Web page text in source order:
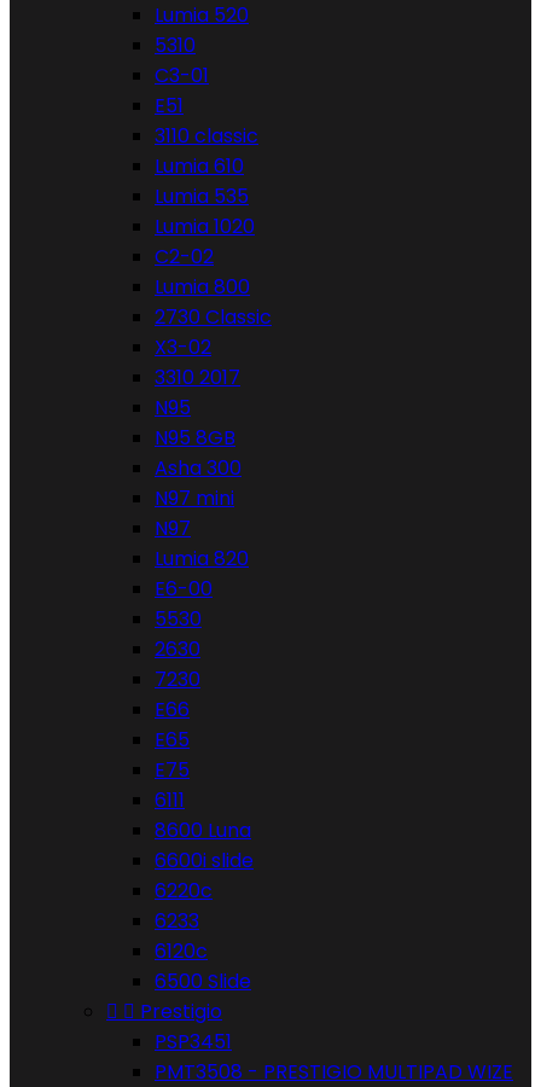
Lumia 520
5310
C3-01
E51
3110 classic
Lumia 610
Lumia 535
Lumia 1020
C2-02
Lumia 800
2730 Classic
X3-02
3310 2017
N95
N95 8GB
Asha 300
N97 mini
N97
Lumia 820
E6-00
5530
2630
7230
E66
E65
E75
6111
8600 Luna
6600i slide
6220c
6233
6120c
6500 Slide
  Prestigio
PSP3451
PMT3508 - PRESTIGIO MULTIPAD WIZE